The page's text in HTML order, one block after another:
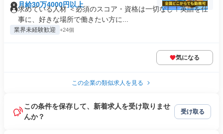
月給30万4000円以上
求めている人材 ＜必須のスコア・資格は一切なし！英語を仕
事に、好きな場所で働きたい方に...
業界未経験歓迎 +24個
気になる
この企業の類似求人を見る
この条件を保存して、新着求人を受け取りませ
んか？
受け取る